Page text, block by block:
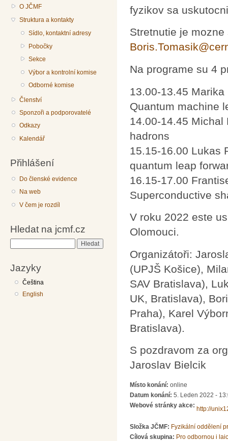
O JČMF
Struktura a kontakty
Sídlo, kontaktní adresy
Pobočky
Sekce
Výbor a kontrolní komise
Odborné komise
Členství
Sponzoři a podporovatelé
Odkazy
Kalendář
Přihlášení
Do členské evidence
Na web
V čem je rozdíl
Hledat na jcmf.cz
Jazyky
Čeština
English
fyzikov sa
Stretnutie je
Na programe su 4
13.00-13.45
Quantum machine
14.00-14.45 Michal
hadrons
15.15-16.00 Lukas
quantum leap
16.15-17.00
Superconductive
V roku 2022 este
Olomouci.
Organizátoři:
(UPJŠ Košice),
SAV Bratislava),
UK, Bratislava),
Praha), Karel
Bratislava).
S pozdravom za
Jaroslav Bielcik
Místo konání: online
Datum konání: 5. Leden 2022 -
Webové stránky akce:
http://
Složka JČMF: Fyzikální oddělení
Cílová skupina: Pro odbornou i